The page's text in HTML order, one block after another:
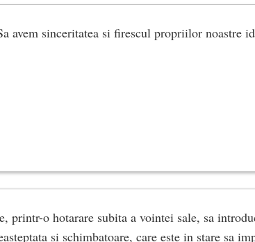
avem sinceritatea si firescul propriilor noastre
printr-o hotarare subita a vointei sale, sa
si schimbatoare, care este in stare sa